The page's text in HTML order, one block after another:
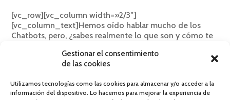
Gestionar el consentimiento
de las cookies
Utilizamos tecnologías como las cookies para almacenar y/o acceder a la
información del dispositivo. Lo hacemos para mejorar la experiencia de
[vc_row][vc_column width=»2/3″]
[vc_column_text]Hemos oído hablar mucho de los
Chatbots, pero, ¿sabes realmente lo que son y cómo te
desarrollamos Chatbots, sistemas desarrollados con
Inteligencia Artificial...